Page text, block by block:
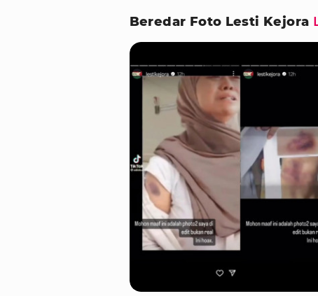
Beredar Foto Lesti Kejora